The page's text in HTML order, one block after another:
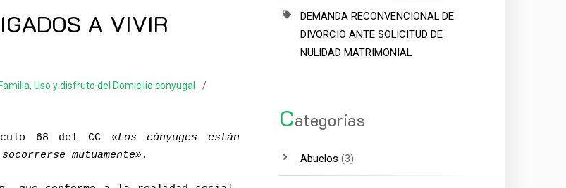
A VIVIR
, Uso y disfruto del Domicilio conyugal
68 del CC «Los cónyuges están
mutuamente».
DEMANDA RECONVENCIONAL DE
DIVORCIO ANTE SOLICITUD DE
NULIDAD MATRIMONIAL
Categorías
Abuelos (3)